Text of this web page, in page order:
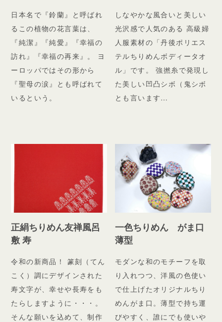
日本名で『鈴蘭』と呼ばれ
るこの植物の花言葉は、
『純潔』『純愛』『幸福の
訪れ』『幸福の再来』。 ヨ
ーロッパではその形から
『聖母の涙』とも呼ばれて
いるという。
しなやかな風合いと美しい
光沢感で人気のある 高級婦
人服素材の「丹後ポリエス
テルちりめんボディータオ
ル」です。 強撚糸で発現し
た美しい凹凸シボ（鬼シボ
とも言います…
正絹ちりめん友禅風呂
敷 寿
令和の新商品！ 篆刻（てん
こく）調にデザインされた
寿文字が、幸せや長寿をも
たらしますように・・・。
そんな願いを込めて、制作
一色ちりめん がま口
薄型
モダンな和のモチーフを取
り入れつつ、洋風の色使い
で仕上げたオリジナルちり
めんがま口。薄型で持ち運
びやすく、誰にでも使いや